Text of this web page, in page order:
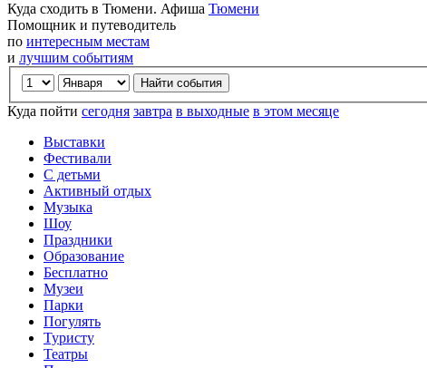
Куда сходить в Тюмени. Афиша Тюмени
Помощник и путеводитель
по интересным местам
и лучшим событиям
Куда пойти сегодня завтра в выходные в этом месяце
Выставки
Фестивали
С детьми
Активный отдых
Музыка
Шоу
Праздники
Образование
Бесплатно
Музеи
Парки
Погулять
Туристу
Театры